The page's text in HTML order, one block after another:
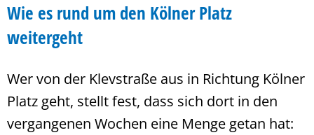
Wie es rund um den Kölner Platz
weitergeht
Wer von der Klevstraße aus in Richtung Kölner
Platz geht, stellt fest, dass sich dort in den
vergangenen Wochen eine Menge getan hat: